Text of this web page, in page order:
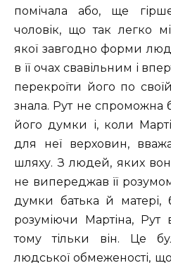
помічала або, ще
чоловік, що так легко
якої завгодно форми
в її очах свавільним і
перекроїти його по
знала. Рут не спроможна
його думки і, коли
для неї верховин,
шляху. З людей, яких
не випереджав її
думки батька й матері,
розуміючи Мартіна,
тому тільки він. Це
людської обмеженості,